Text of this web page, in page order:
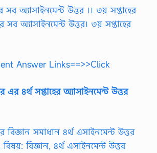
সব অ্যাসাইনমেন্ট উত্তর ।। ৩য় সপ্তাহের
সব অ্যাসাইনমেন্ট উত্তর। ৩য় সপ্তাহের
Answer Links==>>Click
এর ৪র্থ সপ্তাহের অ্যাসাইনমেন্ট উত্তর
বিজ্ঞান সমাধান ৪র্থ এসাইনমেন্ট উত্তর
বিষয়: বিজ্ঞান, ৪র্থ এসাইনমেন্ট উত্তর